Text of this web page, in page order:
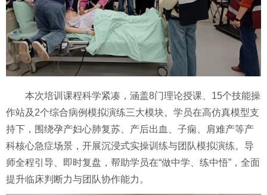
本次培训课程科学紧凑，涵盖8门理论授课、15个技能操
作站及2个综合病例模拟演练三大模块。学员在高仿真模型支
持下，围绕孕产妇心肺复苏、产后出血、子痫、肩难产等产
科核心急症场景，开展沉浸式实操训练与团队模拟演练。导
师全程引导、即时复盘，帮助学员在“做中学、练中悟”，全面
提升临床判断力与团队协作能力。